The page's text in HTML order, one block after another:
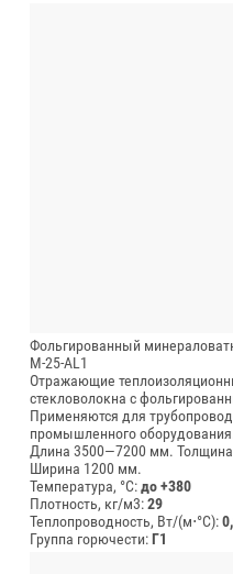
Фольгированный
М-25-AL1
Отражающие
стекловолокна с
Применяются для
промышленного
Длина 3500—7200 мм.
Ширина 1200 мм.
Температура, °C:до +380
Плотность, кг/м3:29
Теплопроводность, Вт/(м⋅°С):
Группа горючести:Г1